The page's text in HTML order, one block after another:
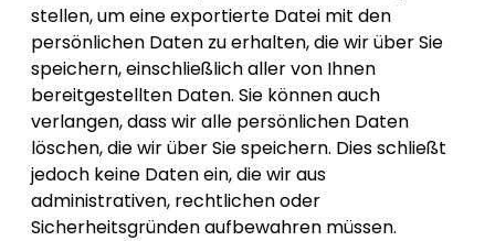
stellen, um eine exportierte Datei mit den
persönlichen Daten zu erhalten, die wir über Sie
speichern, einschließlich aller von Ihnen
bereitgestellten Daten. Sie können auch
verlangen, dass wir alle persönlichen Daten
löschen, die wir über Sie speichern. Dies schließt
jedoch keine Daten ein, die wir aus
administrativen, rechtlichen oder
Sicherheitsgründen aufbewahren müssen.